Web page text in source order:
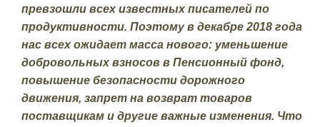
превзошли всех известных писателей по
продуктивности. Поэтому в декабре 2018 года
нас всех ожидает масса нового: уменьшение
добровольных взносов в Пенсионный фонд,
повышение безопасности дорожного
движения, запрет на возврат товаров
поставщикам и другие важные изменения. Что